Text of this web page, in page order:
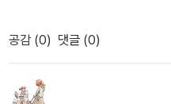
식구들은 이런 할머니의 변화가
은 일을 하심을 알게 되고 할머니
날까?’는 전처소생의 아들이 자
맺혀 치매에 걸린 할머니 이야기
보게 되고 미래를 생각해 보게
의 현재가 문득문득 내 것이 되어
각하면서 말이다.이 책는 표지
하지 않다. 소외되고 이해받지
공감 (0) 댓글 (0)